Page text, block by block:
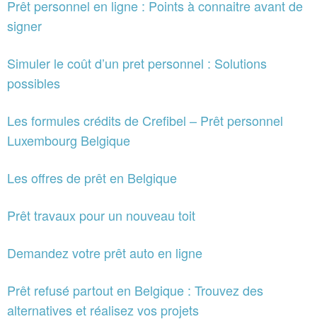
Prêt personnel en ligne : Points à connaitre avant de
signer
Simuler le coût d’un pret personnel : Solutions
possibles
Les formules crédits de Crefibel – Prêt personnel
Luxembourg Belgique
Les offres de prêt en Belgique
Prêt travaux pour un nouveau toit
Demandez votre prêt auto en ligne
Prêt refusé partout en Belgique : Trouvez des
alternatives et réalisez vos projets